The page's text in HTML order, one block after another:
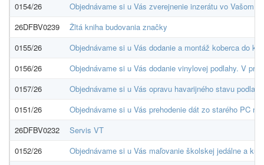
0154/26
Objednávame si u Vás zverejnenie inzerátu vo Vašom
26DFBV0239
Žltá kniha budovania značky
0155/26
Objednávame si u Vás dodanie a montáž koberca do
0156/26
Objednávame si u Vás dodanie vinylovej podlahy. V
0157/26
Objednávame si u Vás opravu havarijného stavu
0151/26
Objednávame si u Vás prehodenie dát zo starého PC
26DFBV0232
Servis VT
0152/26
Objednávame si u Vás maľovanie školskej jedálne a